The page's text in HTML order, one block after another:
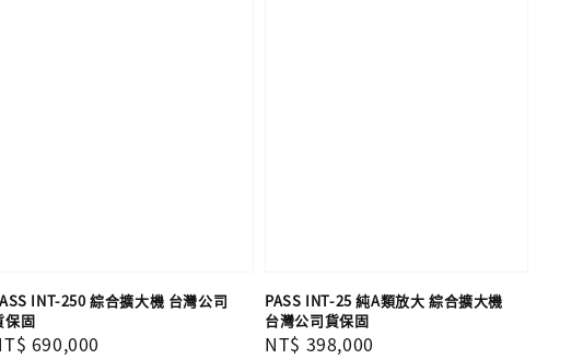
INT-250 綜合擴大機 台灣公司
保固
690,000
PASS INT-25 純A類放大 綜合擴大機
台灣公司貨保固
Regular
NT$ 398,000